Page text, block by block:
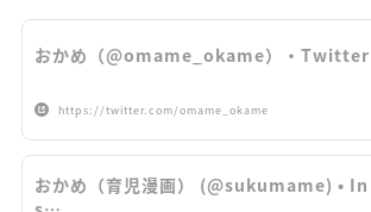
おかめ（@omame_okame）・Twitter
https://twitter.com/omame_okame
おかめ（育児漫画） (@sukumame) • In